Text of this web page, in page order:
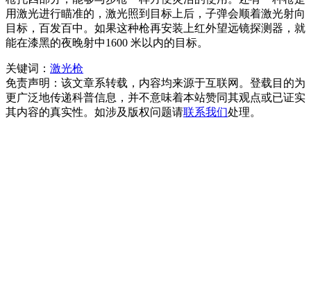
用激光进行瞄准的，激光照到目标上后，子弹会顺着激光射向
目标，百发百中。如果这种枪再安装上红外望远镜探测器，就
能在漆黑的夜晚射中1600 米以内的目标。
关键词： 激光枪
免责声明：该文章系转载，内容均来源于互联网。登载目的为
更广泛地传递科普信息，并不意味着本站赞同其观点或已证实
其内容的真实性。如涉及版权问题请联系我们处理。